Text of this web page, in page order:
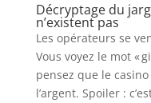
Décryptage du
n’existent pas
Les opérateurs se
Vous voyez le mot «
pensez que le
l’argent. Spoiler :